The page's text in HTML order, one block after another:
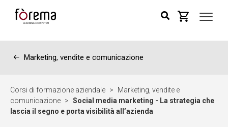
← Marketing, vendite e comunicazione
Corsi di formazione aziendale >
Marketing, vendite e
comunicazione > Social media marketing - La strategia che
lascia il segno e porta visibilità all’azienda